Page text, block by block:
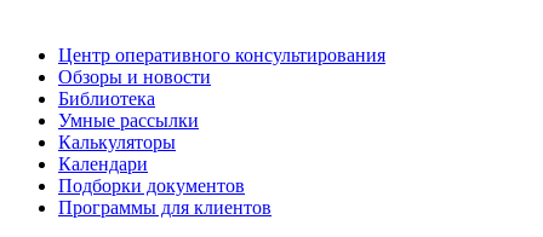
Центр оперативного консультирования
Обзоры и новости
Библиотека
Умные рассылки
Калькуляторы
Календари
Подборки документов
Программы для клиентов